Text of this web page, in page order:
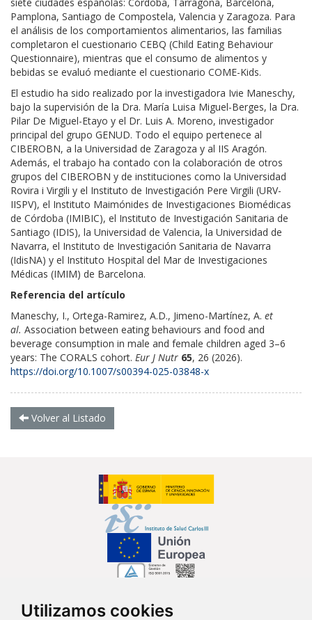
Utilizamos cookies
Pamplona, Santiago de Compostela, Valencia y Zaragoza. Para
el análisis de los comportamientos alimentarios, las familias
completaron el cuestionario CEBQ (Child Eating Behaviour
Questionnaire), mientras que el consumo de alimentos y
bebidas se evaluó mediante el cuestionario COME-Kids.
El estudio ha sido realizado por la investigadora Ivie Maneschy,
bajo la supervisión de la Dra. María Luisa Miguel-Berges, la Dra.
Pilar De Miguel-Etayo y el Dr. Luis A. Moreno, investigador
principal del grupo GENUD. Todo el equipo pertenece al
CIBEROBN, a la Universidad de Zaragoza y al IIS Aragón.
Además, el trabajo ha contado con la colaboración de otros
grupos del CIBEROBN y de instituciones como la Universidad
Rovira i Virgili y el Instituto de Investigación Pere Virgili (URV-
IISPV), el Instituto Maimónides de Investigaciones Biomédicas
de Córdoba (IMIBIC), el Instituto de Investigación Sanitaria de
Santiago (IDIS), la Universidad de Valencia, la Universidad de
Navarra, el Instituto de Investigación Sanitaria de Navarra
(IdisNA) y el Instituto Hospital del Mar de Investigaciones
Médicas (IMIM) de Barcelona.
Referencia del artículo
Maneschy, I., Ortega-Ramirez, A.D., Jimeno-Martínez, A. et
al. Association between eating behaviours and food and
beverage consumption in male and female children aged 3–6
years: The CORALS cohort. Eur J Nutr 65, 26 (2026).
https://doi.org/10.1007/s00394-025-03848-x
Volver al Listado
Síguenos en...